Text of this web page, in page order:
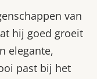
van
hij goed groeit
elegante,
past bij het